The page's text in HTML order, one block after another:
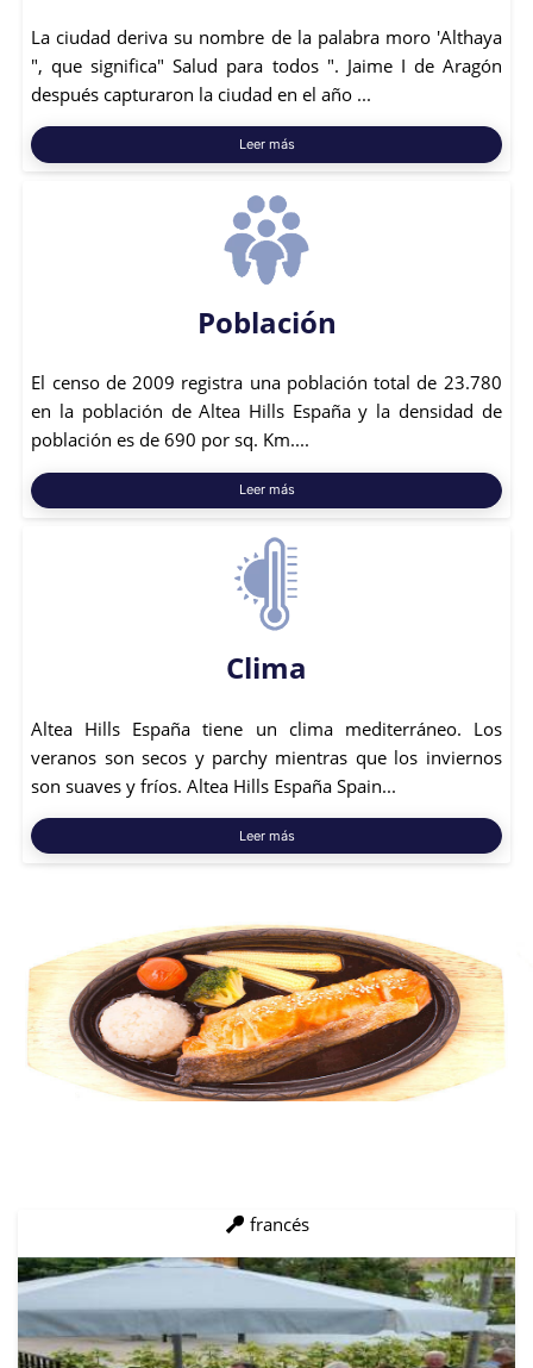
La ciudad deriva su nombre de la palabra moro 'Althaya
", que significa" Salud para todos ". Jaime I de Aragón
después capturaron la ciudad en el año ...
Leer más
Población
El censo de 2009 registra una población total de 23.780
en la población de Altea Hills España y la densidad de
población es de 690 por sq. Km....
Leer más
Clima
Altea Hills España tiene un clima mediterráneo. Los
veranos son secos y parchy mientras que los inviernos
son suaves y fríos. Altea Hills España Spain...
Leer más
francés